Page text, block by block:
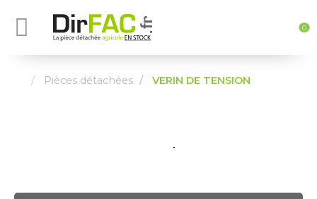
0
Pièces détachées VERIN DE TENSION